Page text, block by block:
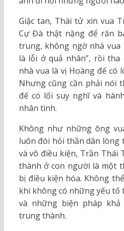
Giặc tan, Thái tử xin vua
Cự Đà thật nặng để răn
trung, không ngờ nhà vua
là lỗi ở quả nhân”, rồi
nhà vua là vị Hoàng đế có
Nhưng cũng cần phải nói
đế có lối suy nghĩ và
nhân tình.
Không như những ông
luôn đòi hỏi thần dân
và vô điều kiện, Trần Thái
thành ở con người là một
bị điều kiện hóa. Không
khi không có những yếu tố
và những biện pháp
trung thành.